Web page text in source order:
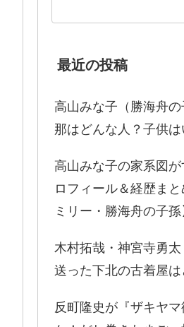
最近の投稿
高山みな子（勝海舟
那はどんな人？子供は
高山みな子の家系図
ロフィール＆経歴ま
ミリー・勝海舟の子孫
木村拓哉・神宮寺勇
送った下北の古着屋は
反町隆史が『ザキヤ